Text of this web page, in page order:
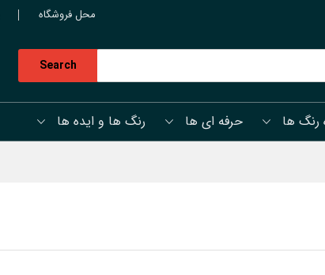
محل فروشگاه
Search
رنگ ها حرفه ای ها رنگ ها و ایده ها